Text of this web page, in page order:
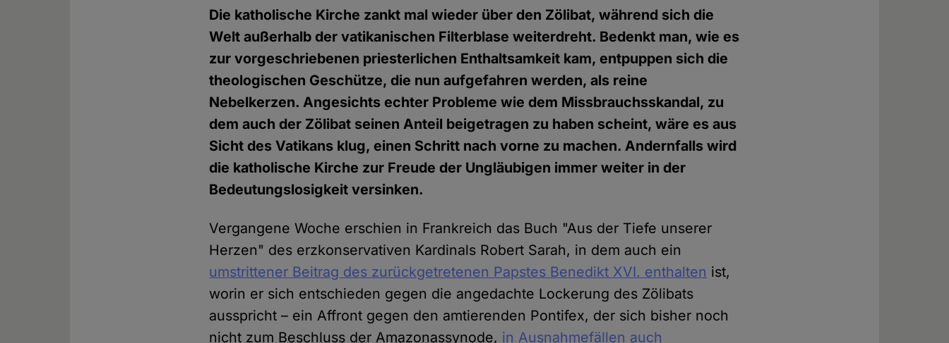
Die katholische Kirche zankt mal wieder über den Zölibat, während sich die
Welt außerhalb der vatikanischen Filterblase weiterdreht. Bedenkt man, wie es
zur vorgeschriebenen priesterlichen Enthaltsamkeit kam, entpuppen sich die
theologischen Geschütze, die nun aufgefahren werden, als reine
Nebelkerzen. Angesichts echter Probleme wie dem Missbrauchsskandal, zu
dem auch der Zölibat seinen Anteil beigetragen zu haben scheint, wäre es aus
Sicht des Vatikans klug, einen Schritt nach vorne zu machen. Andernfalls wird
die katholische Kirche zur Freude der Ungläubigen immer weiter in der
Bedeutungslosigkeit versinken.
Vergangene Woche erschien in Frankreich das Buch "Aus der Tiefe unserer
Herzen" des erzkonservativen Kardinals Robert Sarah, in dem auch ein
umstrittener Beitrag des zurückgetretenen Papstes Benedikt XVI. enthalten ist,
worin er sich entschieden gegen die angedachte Lockerung des Zölibats
ausspricht – ein Affront gegen den amtierenden Pontifex, der sich bisher noch
nicht zum Beschluss der Amazonassynode, in Ausnahmefällen auch